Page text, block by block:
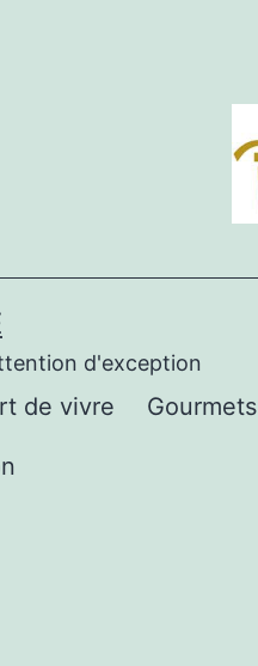
d'exception
de vivre Gourmets